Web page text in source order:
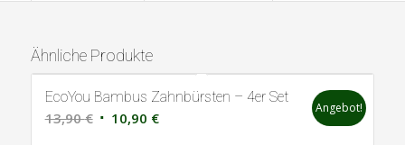
Ähnliche Produkte
EcoYou Bambus Zahnbürsten – 4er Set
13,90€ 10,90 €
Angebot!